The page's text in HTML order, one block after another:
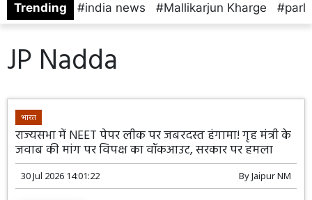
Trending india news Mallikarjun Kharge
JP Nadda
भारत
राज्यसभा में NEET पेपर लीक पर जबरदस्त हंगामा! गृह मंत्री के
जवाब की मांग पर विपक्ष का वॉकआउट, सरकार पर हमला
30 Jul 2026 14:01:22 ByJaipur NM